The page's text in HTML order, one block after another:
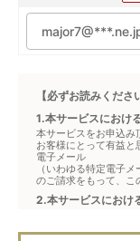
【必ずお読みくださ
1.本サービスにおけ
本サービスをお申込み
お客様にとって有益と
電子メール
（いわゆる特定電子
のご請求をもって、こ
2.本サービスにおけ